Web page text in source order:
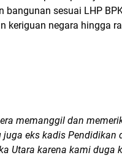
bangunan sesuai LHP
keriguan negara hingga
memanggil dan
eks kadis Pendidikan
Utara karena kami duga